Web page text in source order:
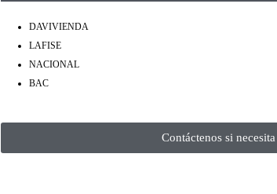
DAVIVIENDA
LAFISE
NACIONAL
BAC
Contáctenos si